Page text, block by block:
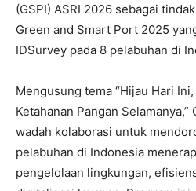
(GSPI) ASRI 2026 sebagai
Green and Smart Port 2025
IDSurvey pada 8 pelabuhan di
Mengusung tema “Hijau Hari
Ketahanan Pangan Selamanya,”
wadah kolaborasi untuk
pelabuhan di Indonesia
pengelolaan lingkungan,